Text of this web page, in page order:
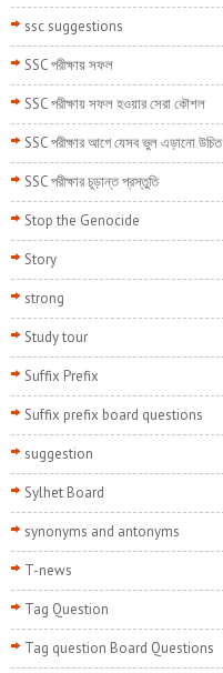
ssc suggestions
SSC পরীক্ষায় সফল
SSC পরীক্ষায় সফল হওয়ার সেরা কৌশল
SSC পরীক্ষার আগে যেসব ভুল এড়ানো উচিত
SSC পরীক্ষার চূড়ান্ত প্রস্তুতি
Stop the Genocide
Story
strong
Study tour
Suffix Prefix
Suffix prefix board questions
suggestion
Sylhet Board
synonyms and antonyms
T-news
Tag Question
Tag question Board Questions